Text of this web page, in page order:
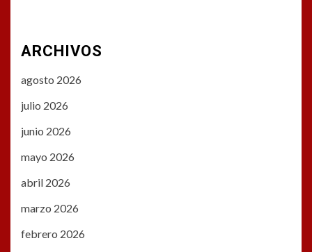
ARCHIVOS
agosto 2026
julio 2026
junio 2026
mayo 2026
abril 2026
marzo 2026
febrero 2026